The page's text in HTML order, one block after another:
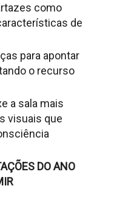
como
de
para apontar
o recurso
a sala mais
visuais que
DO ANO